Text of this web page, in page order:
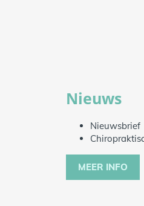
Nieuws
Nieuwsbrief
MEER INFO